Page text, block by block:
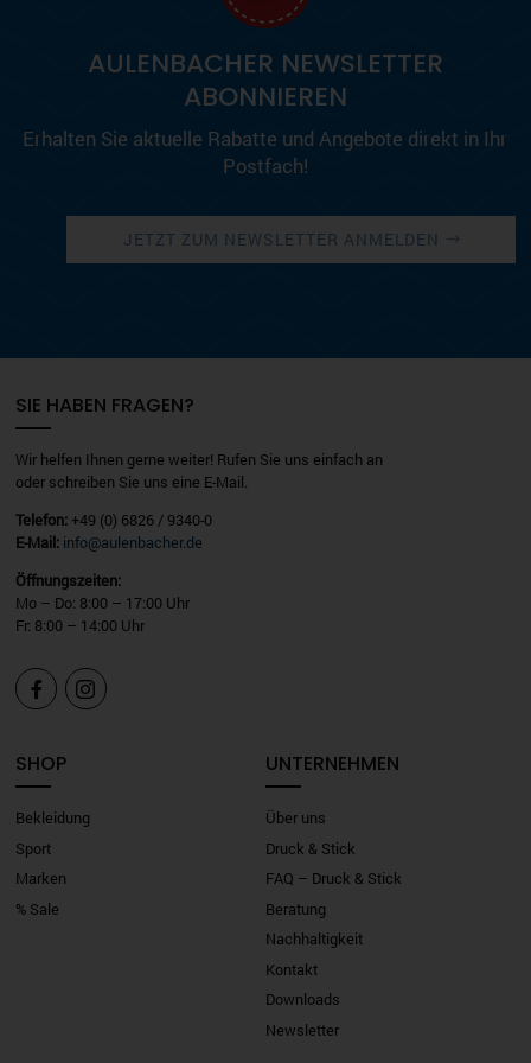
AULENBACHER NEWSLETTER
ABONNIEREN
Erhalten Sie aktuelle Rabatte und Angebote direkt in Ihr
Postfach!
JETZT ZUM NEWSLETTER ANMELDEN
SIE HABEN FRAGEN?
Wir helfen Ihnen gerne weiter! Rufen Sie uns einfach an
oder schreiben Sie uns eine E-Mail.
Telefon:+49 (0) 6826 / 9340-0
E-Mail: info@aulenbacher.de
Öffnungszeiten:
Mo – Do: 8:00 – 17:00 Uhr
Fr: 8:00 – 14:00 Uhr
 
SHOP
Bekleidung
Sport
Marken
% Sale
UNTERNEHMEN
Über uns
Druck & Stick
FAQ – Druck & Stick
Beratung
Nachhaltigkeit
Kontakt
Downloads
Newsletter